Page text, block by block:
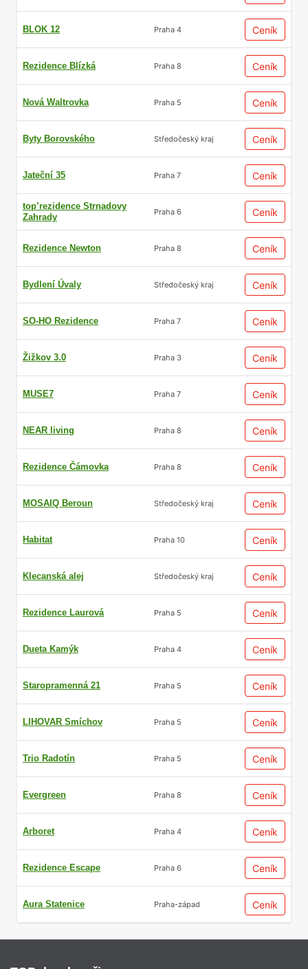
BLOK 12 Praha 4 Ceník
Rezidence Blízká Praha 8 Ceník
Nová Waltrovka Praha 5 Ceník
Byty Borovského Středočeský kraj Ceník
Jateční 35 Praha 7 Ceník
top’rezidence Strnadovy
Zahrady
Praha 6 Ceník
Rezidence Newton Praha 8 Ceník
Bydlení Úvaly Středočeský kraj Ceník
SO-HO Rezidence Praha 7 Ceník
Žižkov 3.0 Praha 3 Ceník
MUSE7 Praha 7 Ceník
NEAR living Praha 8 Ceník
Rezidence Čámovka Praha 8 Ceník
MOSAIQ Beroun Středočeský kraj Ceník
Habitat Praha 10 Ceník
Klecanská alej Středočeský kraj Ceník
Rezidence Laurová Praha 5 Ceník
Dueta Kamýk Praha 4 Ceník
Staropramenná 21 Praha 5 Ceník
LIHOVAR Smíchov Praha 5 Ceník
Trio Radotín Praha 5 Ceník
Evergreen Praha 8 Ceník
Arboret Praha 4 Ceník
Rezidence Escape Praha 6 Ceník
Aura Statenice Praha-západ Ceník